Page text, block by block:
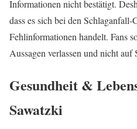
Informationen nicht bestätigt.
dass es sich bei den Schlaganfall-
Fehlinformationen handelt. Fans
Aussagen verlassen und nicht auf
Gesundheit &
Sawatzki